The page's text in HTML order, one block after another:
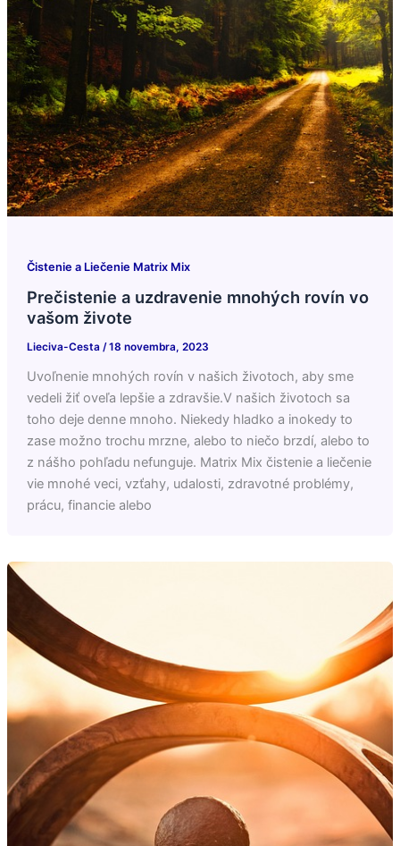
Čistenie a Liečenie Matrix Mix
Prečistenie a uzdravenie mnohých rovín vo
vašom živote
Lieciva-Cesta /18 novembra, 2023
Uvoľnenie mnohých rovín v našich životoch, aby sme
vedeli žiť oveľa lepšie a zdravšie.V našich životoch sa
toho deje denne mnoho. Niekedy hladko a inokedy to
zase možno trochu mrzne, alebo to niečo brzdí, alebo to
z nášho pohľadu nefunguje. Matrix Mix čistenie a liečenie
vie mnohé veci, vzťahy, udalosti, zdravotné problémy,
prácu, financie alebo